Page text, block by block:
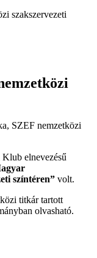
szakszervezeti
SZEF nemzetközi
elnevezésű
színtéren” volt.
titkár tartott
olvasható.